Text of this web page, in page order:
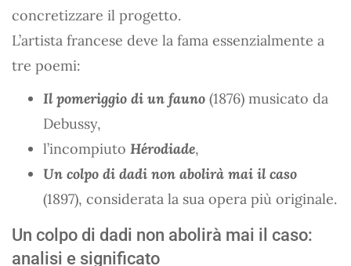
concretizzare il progetto.
L’artista francese deve la fama essenzialmente a
tre poemi:
Il pomeriggio di un fauno (1876) musicato da
Debussy,
l’incompiuto Hérodiade,
Un colpo di dadi non abolirà mai il caso
(1897), considerata la sua opera più originale.
Un colpo di dadi non abolirà mai il caso:
analisi e significato